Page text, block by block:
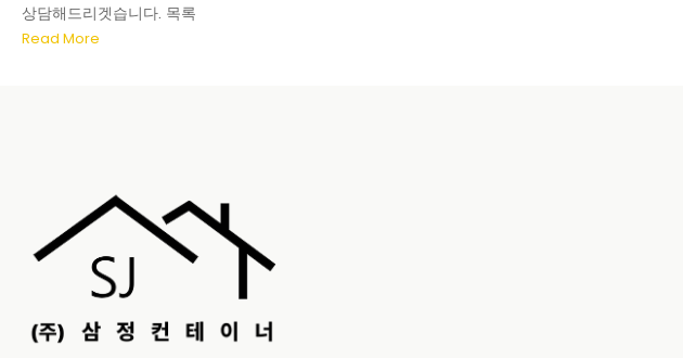
상담해드리겟습니다. 목록
Read More